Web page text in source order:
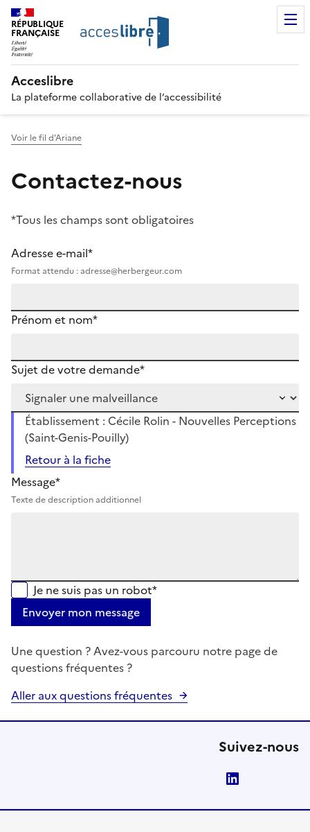
RÉPUBLIQUE
FRANÇAISE
Acceslibre
La plateforme collaborative de l’accessibilité
Voir le fil d'Ariane
Contactez-nous
*Tous les champs sont obligatoires
Adresse e-mail*
Format attendu : adresse@herbergeur.com
Prénom et nom*
Sujet de votre demande*
Établissement : Cécile Rolin - Nouvelles Perceptions
(Saint-Genis-Pouilly)
Retour à la fiche
Message*
Texte de description additionnel
Je ne suis pas un robot*
Envoyer mon message
Une question ? Avez-vous parcouru notre page de
questions fréquentes ?
Aller aux questions fréquentes
Suivez-nous